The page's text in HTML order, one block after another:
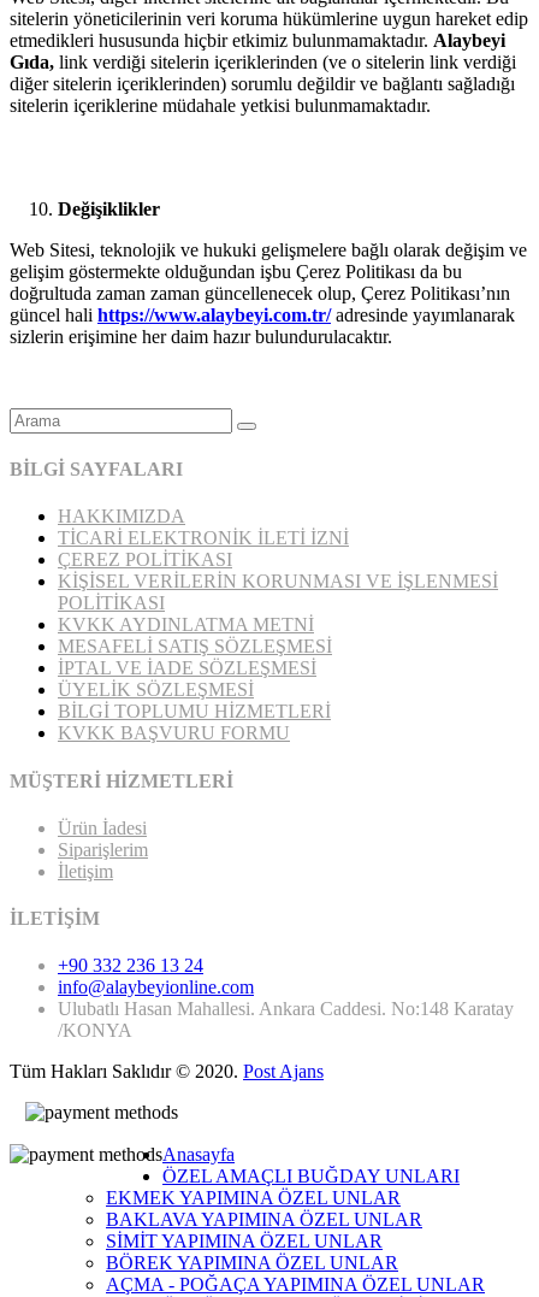
sitelerin yöneticilerinin veri koruma hükümlerine uygun hareket edip
etmedikleri hususunda hiçbir etkimiz bulunmamaktadır. Alaybeyi
Gıda, link verdiği sitelerin içeriklerinden (ve o sitelerin link verdiği
diğer sitelerin içeriklerinden) sorumlu değildir ve bağlantı sağladığı
sitelerin içeriklerine müdahale yetkisi bulunmamaktadır.
Değişiklikler
Web Sitesi, teknolojik ve hukuki gelişmelere bağlı olarak değişim ve
gelişim göstermekte olduğundan işbu Çerez Politikası da bu
doğrultuda zaman zaman güncellenecek olup, Çerez Politikası’nın
güncel hali https://www.alaybeyi.com.tr/adresinde yayımlanarak
sizlerin erişimine her daim hazır bulundurulacaktır.
BİLGİ SAYFALARI
HAKKIMIZDA
TİCARİ ELEKTRONİK İLETİ İZNİ
ÇEREZ POLİTİKASI
KİŞİSEL VERİLERİN KORUNMASI VE İŞLENMESİ
POLİTİKASI
KVKK AYDINLATMA METNİ
MESAFELİ SATIŞ SÖZLEŞMESİ
İPTAL VE İADE SÖZLEŞMESİ
ÜYELİK SÖZLEŞMESİ
BİLGİ TOPLUMU HİZMETLERİ
KVKK BAŞVURU FORMU
MÜŞTERİ HİZMETLERİ
Ürün İadesi
Siparişlerim
İletişim
İLETİŞİM
+90 332 236 13 24
info@alaybeyionline.com
Ulubatlı Hasan Mahallesi. Ankara Caddesi. No:148 Karatay
/KONYA
Tüm Hakları Saklıdır © 2020. Post Ajans
Anasayfa
ÖZEL AMAÇLI BUĞDAY UNLARI
EKMEK YAPIMINA ÖZEL UNLAR
BAKLAVA YAPIMINA ÖZEL UNLAR
SİMİT YAPIMINA ÖZEL UNLAR
BÖREK YAPIMINA ÖZEL UNLAR
AÇMA - POĞAÇA YAPIMINA ÖZEL UNLAR